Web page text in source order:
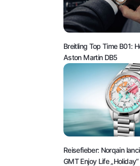
Breitling Top Time B01:
Aston Martin DB5
Reisefieber: Norqain
GMT Enjoy Life